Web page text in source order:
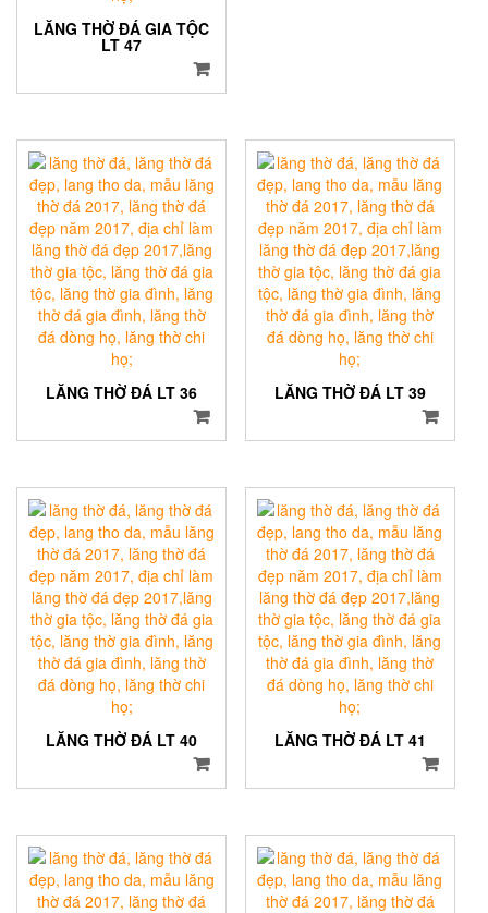
LĂNG THỜ ĐÁ GIA TỘC
LT 47
LĂNG THỜ ĐÁ LT 36 LĂNG THỜ ĐÁ LT 39
LĂNG THỜ ĐÁ LT 40 LĂNG THỜ ĐÁ LT 41